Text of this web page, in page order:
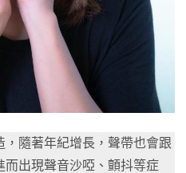
隨著年紀增長，聲帶也會跟
而出現聲音沙啞、顫抖等症